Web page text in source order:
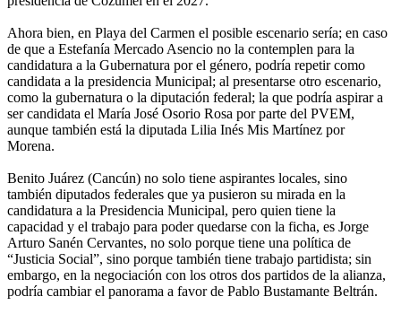
Ahora bien, en Playa del Carmen el posible escenario sería; en caso
de que a Estefanía Mercado Asencio no la contemplen para la
candidatura a la Gubernatura por el género, podría repetir como
candidata a la presidencia Municipal; al presentarse otro escenario,
como la gubernatura o la diputación federal; la que podría aspirar a
ser candidata el María José Osorio Rosa por parte del PVEM,
aunque también está la diputada Lilia Inés Mis Martínez por
Morena.
Benito Juárez (Cancún) no solo tiene aspirantes locales, sino
también diputados federales que ya pusieron su mirada en la
candidatura a la Presidencia Municipal, pero quien tiene la
capacidad y el trabajo para poder quedarse con la ficha, es Jorge
Arturo Sanén Cervantes, no solo porque tiene una política de
“Justicia Social”, sino porque también tiene trabajo partidista; sin
embargo, en la negociación con los otros dos partidos de la alianza,
podría cambiar el panorama a favor de Pablo Bustamante Beltrán.